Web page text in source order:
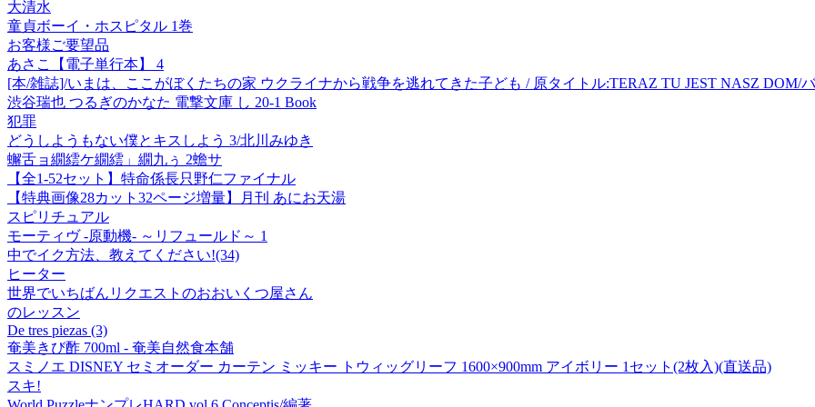
大清水
童貞ボーイ・ホスピタル 1巻
お客様ご要望品
あさこ【電子単行本】 4
[本/雑誌]/いまは、ここがぼくたちの家 ウクライナから戦争を逃れてきた子ども / 原タイトル:TERAZ TU JEST NASZ DOM/
渋谷瑞也 つるぎのかなた 電撃文庫 し 20-1 Book
犯罪
どうしようもない僕とキスしよう 3/北川みゆき
蠏舌ョ繝繧ケ繝繧」繝九ぅ 2蟾サ
【全1-52セット】特命係長只野仁ファイナル
【特典画像28カット32ページ増量】月刊 あにお天湯
スピリチュアル
モーティヴ -原動機- ～リフュールド～ 1
中でイク方法、教えてください!(34)
ヒーター
世界でいちばんリクエストのおおいくつ屋さん
のレッスン
De tres piezas (3)
奄美きび酢 700ml - 奄美自然食本舗
スミノエ DISNEY セミオーダー カーテン ミッキー トウィッグリーフ 1600×900mm アイボリー 1セット(2枚入)(直送品)
スキ!